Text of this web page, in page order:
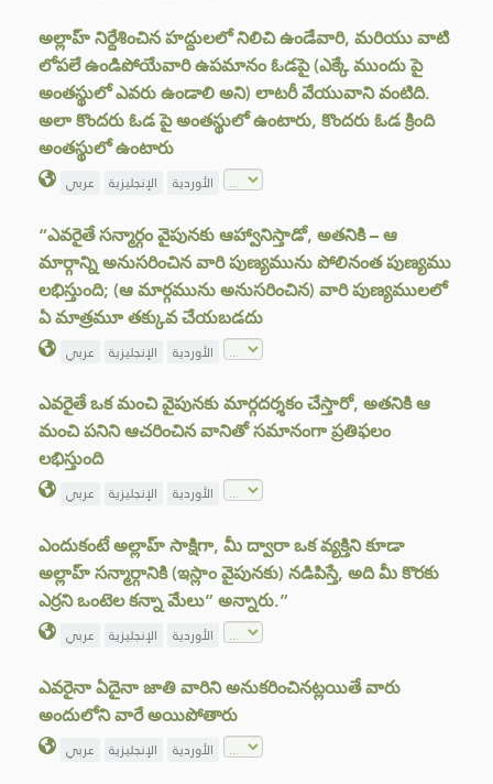
అల్లాహ్ నిర్దేశించిన హద్దులలో నిలిచి ఉండేవారి, మరియు వాటి
లోపలే ఉండిపోయేవారి ఉపమానం ఓడపై (ఎక్కే ముందు పై
అంతస్థులో ఎవరు ఉండాలి అని) లాటరీ వేయువాని వంటిది.
అలా కొందరు ఓడ పై అంతస్థులో ఉంటారు, కొందరు ఓడ క్రింది
అంతస్థులో ఉంటారు
عربي الإنجليزية الأوردية
“ఎవరైతే సన్మార్గం వైపునకు ఆహ్వానిస్తాడో, అతనికి – ఆ
మార్గాన్ని అనుసరించిన వారి పుణ్యమును పోలినంత పుణ్యము
లభిస్తుంది; (ఆ మార్గమును అనుసరించిన) వారి పుణ్యములలో
ఏ మాత్రమూ తక్కువ చేయబడదు
عربي الإنجليزية الأوردية
ఎవరైతే ఒక మంచి వైపునకు మార్గదర్శకం చేస్తారో, అతనికి ఆ
మంచి పనిని ఆచరించిన వానితో సమానంగా ప్రతిఫలం
లభిస్తుంది
عربي الإنجليزية الأوردية
ఎందుకంటే అల్లాహ్ సాక్షిగా, మీ ద్వారా ఒక వ్యక్తిని కూడా
అల్లాహ్ సన్మార్గానికి (ఇస్లాం వైపునకు) నడిపిస్తే, అది మీ కొరకు
ఎర్రని ఒంటెల కన్నా మేలు” అన్నారు.”
عربي الإنجليزية الأوردية
ఎవరైనా ఏదైనా జాతి వారిని అనుకరించినట్లయితే వారు
అందులోని వారే అయిపోతారు
عربي الإنجليزية الأوردية